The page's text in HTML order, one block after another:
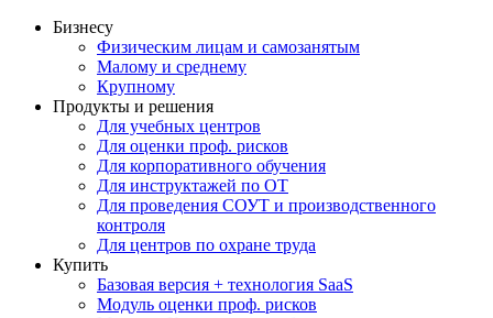
Бизнесу
Физическим лицам и самозанятым
Малому и среднему
Крупному
Продукты и решения
Для учебных центров
Для оценки проф. рисков
Для корпоративного обучения
Для инструктажей по ОТ
Для проведения СОУТ и производственного
контроля
Для центров по охране труда
Купить
Базовая версия + технология SaaS
Модуль оценки проф. рисков